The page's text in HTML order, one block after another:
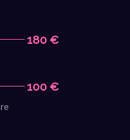
180 €
100 €